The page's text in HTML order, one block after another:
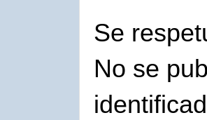
Se
No se